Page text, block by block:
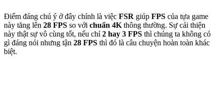
Điểm đáng chú ý ở đây chính là việc FSR giúp FPS của tựa game
này tăng lên 28 FPS so với chuẩn 4K thông thường. Sự cải thiện
này thật sự vô cùng tốt, nếu chỉ 2 hay 3 FPS thì chúng ta không có
gì đáng nói nhưng tận 28 FPS thì đó là câu chuyện hoàn toàn khác
biệt.